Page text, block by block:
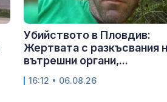
Убийството в Пловдив:
Жертвата с разкъсвания
вътрешни органи,...
16:12 • 06.08.26